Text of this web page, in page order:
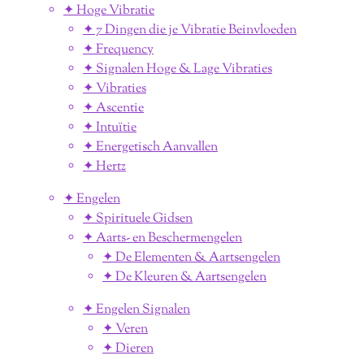
✦ Hoge Vibratie
✦ 7 Dingen die je Vibratie Beinvloeden
✦ Frequency
✦ Signalen Hoge & Lage Vibraties
✦ Vibraties
✦ Ascentie
✦ Intuïtie
✦ Energetisch Aanvallen
✦ Hertz
✦ Engelen
✦ Spirituele Gidsen
✦ Aarts- en Beschermengelen
✦ De Elementen & Aartsengelen
✦ De Kleuren & Aartsengelen
✦ Engelen Signalen
✦ Veren
✦ Dieren